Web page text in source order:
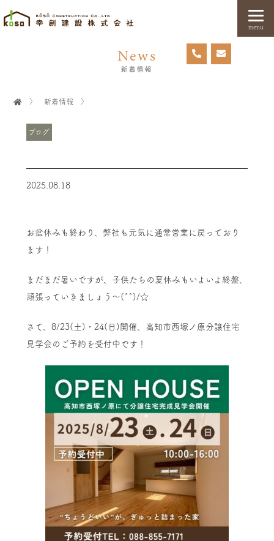
menu
News
新着情報
〉 新着情報 〉
ブログ
2025.08.18
お盆休みも終わり、弊社も元気に通常営業に戻っており
ます！
まだまだ暑いですが、子供たちの夏休みもいよいよ終盤、
頑張っていきましょう～(^^)/☆
さて、8/23(土)・24(日)開催、高知市西塚ノ原分譲住宅
見学会のご予約を受付中です！